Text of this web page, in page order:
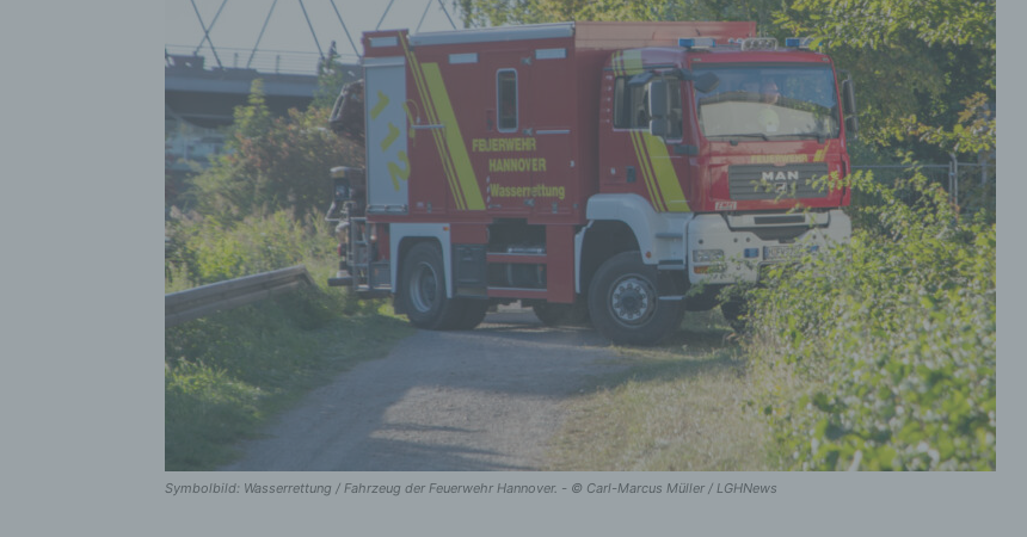
Symbolbild: Wasserrettung / Fahrzeug der Feuerwehr Hannover. - © Carl-Marcus Müller / LGHNews